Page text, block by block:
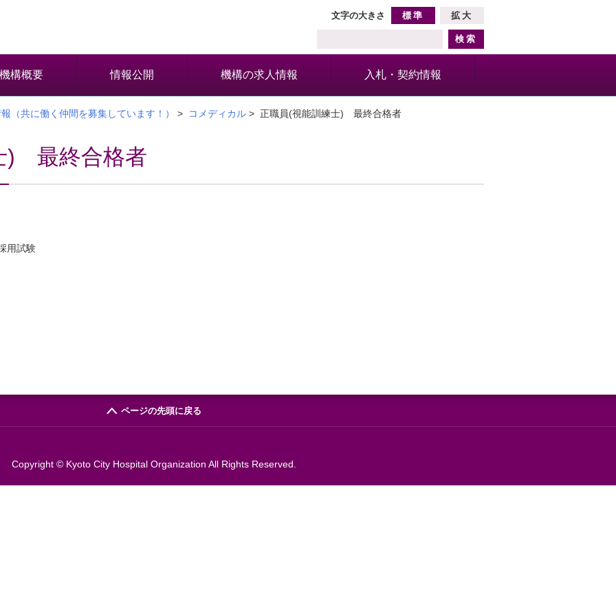
文字の大きさ 標準 拡大
機構概要 情報公開 機構の求人情報 入札・契約情報
（共に働く仲間を募集しています！） > コメディカル > 正職員(視能訓練士) 最終合格者
) 最終合格者
用試験
ページの先頭に戻る
Copyright © Kyoto City Hospital Organization All Rights Reserved.